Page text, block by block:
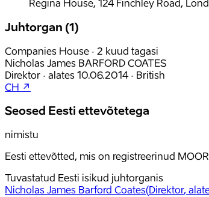
Regina House, 124 Finchley Road,
Juhtorgan (1)
Companies House · 2 kuud tagasi
Nicholas James BARFORD COATES
Direktor · alates 10.06.2014· British
CH ↗
Seosed Eesti ettevõtetega
nimistu
Eesti ettevõtted, mis on registreerinud
Tuvastatud Eesti isikud juhtorganis
Nicholas James Barford Coates(Direktor,